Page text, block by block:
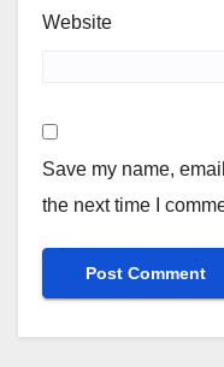
Website
Save my name,
the next time I